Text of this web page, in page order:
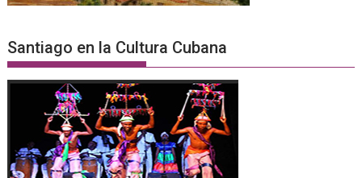
Santiago en la Cultura Cubana